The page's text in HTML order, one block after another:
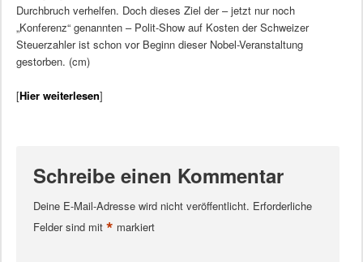
Durchbruch verhelfen. Doch dieses Ziel der – jetzt nur noch
„Konferenz“ genannten – Polit-Show auf Kosten der Schweizer
Steuerzahler ist schon vor Beginn dieser Nobel-Veranstaltung
gestorben. (cm)
[Hier weiterlesen]
Schreibe einen Kommentar
Deine E-Mail-Adresse wird nicht veröffentlicht. Erforderliche
Felder sind mit * markiert